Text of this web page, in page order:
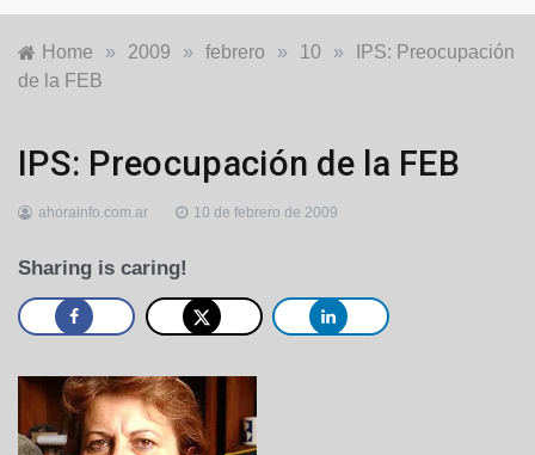
Home » 2009 » febrero » 10 »
IPS: Preocupación
de la FEB
Locales
IPS: Preocupación de la FEB
ahorainfo.com.ar 10 de febrero de 2009
Sharing is caring!